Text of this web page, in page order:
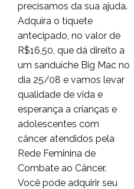
precisamos da sua ajuda.
Adquira o tíquete
antecipado, no valor de
R$16,50, que dá direito a
um sanduíche Big Mac no
dia 25/08 e vamos levar
qualidade de vida e
esperança a crianças e
adolescentes com
câncer atendidos pela
Rede Feminina de
Combate ao Câncer.
Você pode adquirir seu